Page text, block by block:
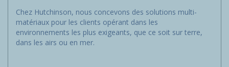
Chez Hutchinson, nous concevons des solutions multi-
matériaux pour les clients opérant dans les
environnements les plus exigeants, que ce soit sur terre,
dans les airs ou en mer.